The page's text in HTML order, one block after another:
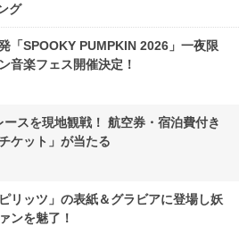
グ
「SPOOKY PUMPKIN 2026」一夜限
音楽フェス開催決定！
スを現地観戦！ 航空券・宿泊費付き
ケット」が当たる
リッツ」の表紙＆グラビアに登場し妖
ンを魅了！